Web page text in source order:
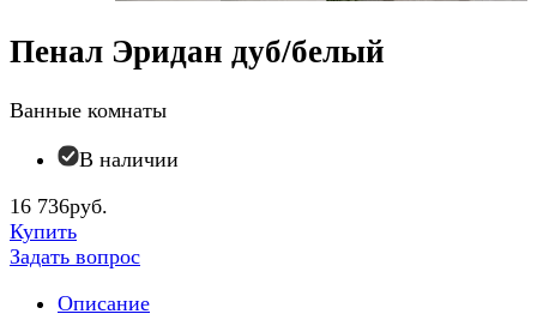
Пенал Эридан дуб/белый
Ванные комнаты
В наличии
16 736руб.
Купить
Задать вопрос
Описание